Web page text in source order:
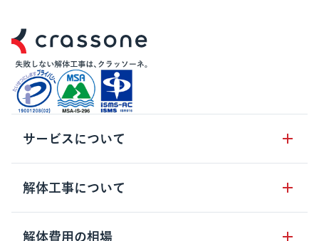
サービスについて
サービスの流れ
サービスのメリット
解体工事について
解体工事の基礎知識
解体費用の相場